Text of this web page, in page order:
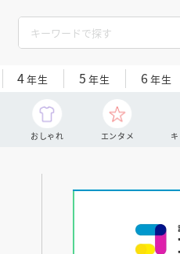
4年生 5 年生 6年生
おしゃれ エンタメ